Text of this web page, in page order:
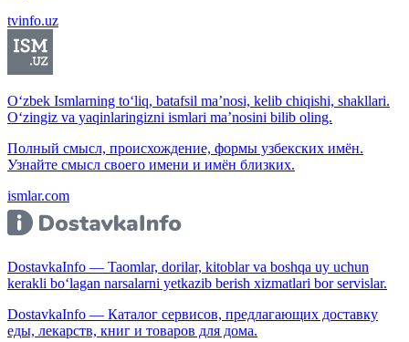
tvinfo.uz
O‘zbek Ismlarning to‘liq, batafsil ma’nosi, kelib chiqishi, shakllari.
O‘zingiz va yaqinlaringizni ismlari ma’nosini bilib oling.
Полный смысл, происхождение, формы узбекских имён.
Узнайте смысл своего имени и имён близких.
ismlar.com
DostavkaInfo — Taomlar, dorilar, kitoblar va boshqa uy uchun
kerakli bo‘lagan narsalarni yetkazib berish xizmatlari bor servislar.
DostavkaInfo — Каталог сервисов, предлагающих доставку
еды, лекарств, книг и товаров для дома.